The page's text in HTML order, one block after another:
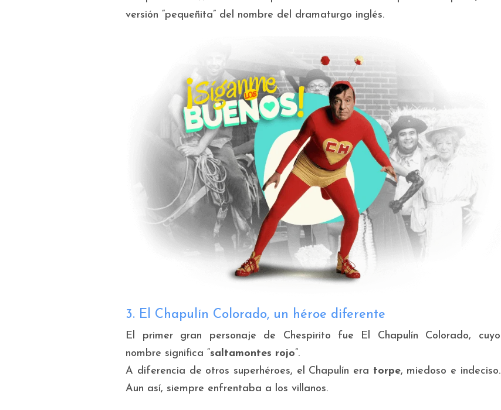
versión “pequeñita” del nombre del dramaturgo inglés.
3. El Chapulín Colorado, un héroe diferente
El primer gran personaje de Chespirito fue El Chapulín Colorado, cuyo
nombre significa “saltamontes rojo”.
A diferencia de otros superhéroes, el Chapulín era torpe, miedoso e indeciso.
Aun así, siempre enfrentaba a los villanos.